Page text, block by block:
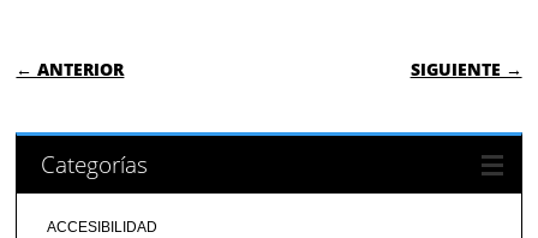
NAVEGACIÓN DE ENTRADAS
← ANTERIOR SIGUIENTE →
Categorías
ACCESIBILIDAD